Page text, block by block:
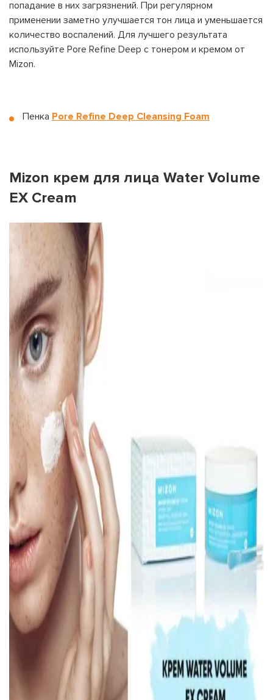
попадание в них загрязнений. При регулярном
применении заметно улучшается тон лица и уменьшается
количество воспалений. Для лучшего результата
используйте Pore Refine Deep с тонером и кремом от
Mizon.
Пенка Pore Refine Deep Cleansing Foam
Mizon крем для лица Water Volume
EX Cream